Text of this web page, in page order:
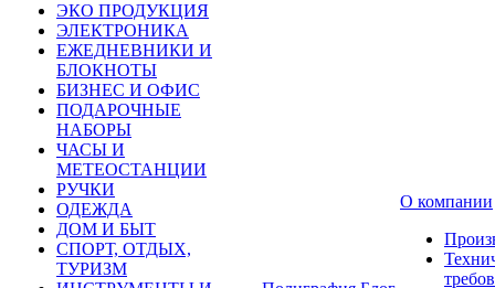
ЭКО ПРОДУКЦИЯ
ЭЛЕКТРОНИКА
ЕЖЕДНЕВНИКИ И
БЛОКНОТЫ
БИЗНЕС И ОФИС
ПОДАРОЧНЫЕ
НАБОРЫ
ЧАСЫ И
МЕТЕОСТАНЦИИ
РУЧКИ
ОДЕЖДА
ДОМ И БЫТ
СПОРТ, ОТДЫХ,
ТУРИЗМ
О компании